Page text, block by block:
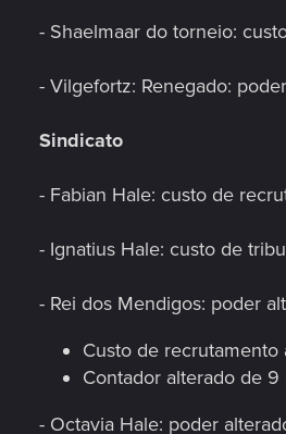
- Shaelmaar do torneio:
- Vilgefortz: Renegado:
Sindicato
- Fabian Hale: custo de
- Ignatius Hale: custo de
- Rei dos Mendigos: poder
Custo de recrutamento
Contador alterado de 9
- Octavia Hale: poder